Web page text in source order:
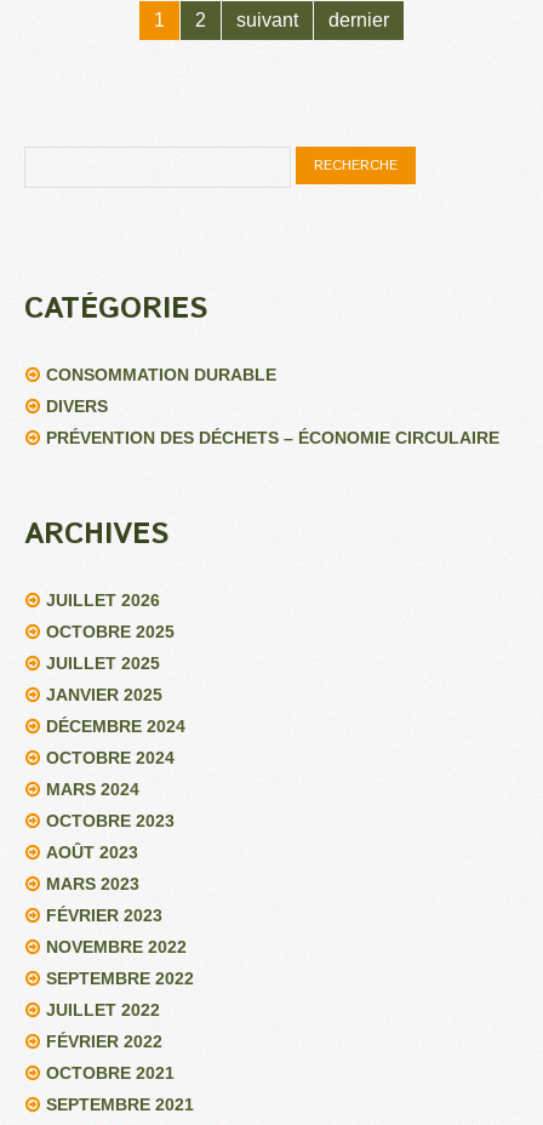
1 2 suivant dernier
CATÉGORIES
CONSOMMATION DURABLE
DIVERS
PRÉVENTION DES DÉCHETS – ÉCONOMIE CIRCULAIRE
ARCHIVES
JUILLET 2026
OCTOBRE 2025
JUILLET 2025
JANVIER 2025
DÉCEMBRE 2024
OCTOBRE 2024
MARS 2024
OCTOBRE 2023
AOÛT 2023
MARS 2023
FÉVRIER 2023
NOVEMBRE 2022
SEPTEMBRE 2022
JUILLET 2022
FÉVRIER 2022
OCTOBRE 2021
SEPTEMBRE 2021